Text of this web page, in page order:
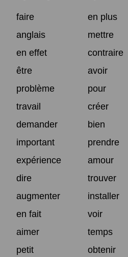
faire
en plus
anglais
mettre
en effet
contraire
être
avoir
problème
pour
travail
créer
demander
bien
important
prendre
expérience
amour
dire
trouver
augmenter
installer
en fait
voir
aimer
temps
petit
obtenir